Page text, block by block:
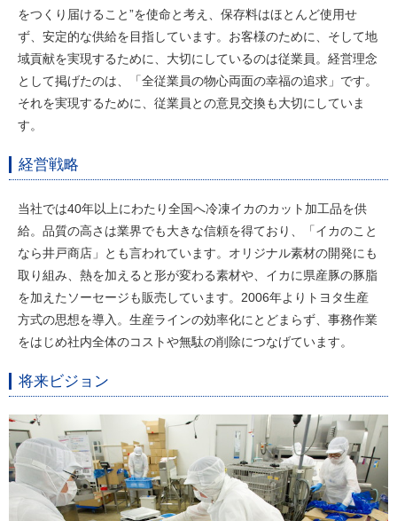
をつくり届けること”を使命と考え、保存料はほとんど使用せ
ず、安定的な供給を目指しています。お客様のために、そして地
域貢献を実現するために、大切にしているのは従業員。経営理念
として掲げたのは、「全従業員の物心両面の幸福の追求」です。
それを実現するために、従業員との意見交換も大切にしていま
す。
経営戦略
当社では40年以上にわたり全国へ冷凍イカのカット加工品を供
給。品質の高さは業界でも大きな信頼を得ており、「イカのこと
なら井戸商店」とも言われています。オリジナル素材の開発にも
取り組み、熱を加えると形が変わる素材や、イカに県産豚の豚脂
を加えたソーセージも販売しています。2006年よりトヨタ生産
方式の思想を導入。生産ラインの効率化にとどまらず、事務作業
をはじめ社内全体のコストや無駄の削除につなげています。
将来ビジョン